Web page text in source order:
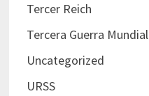
Tercer Reich
Tercera Guerra Mundial
Uncategorized
URSS